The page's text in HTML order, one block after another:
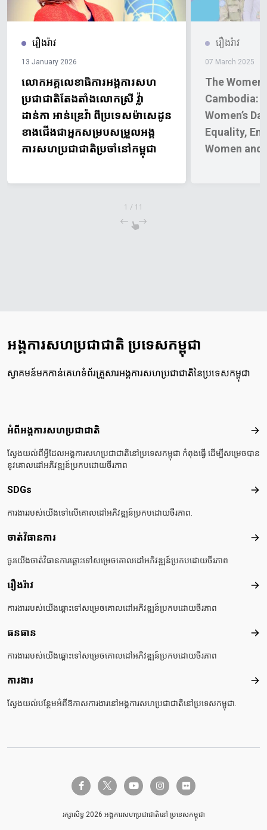
រឿងរ៉ាវ
13 January 2026
លោកអគ្គលេខាធិការអង្គការសហ
ប្រជាជាតិតែងតាំងលោកស្រី វ្ល៉ា
ដាន់កា អាន់ឌ្រេវ៉ា ពីប្រទេសម៉ាសេដូន
ខាងជើងជាអ្នកសម្របសម្រួលអង្គ
ការសហប្រជាជាតិប្រចាំនៅកម្ពុជា
រឿងរ៉ាវ
07 March 2025
The
Cambodia: International
Women’s
Equality,
Women and
1 / 11
អង្គការសហប្រជាជាតិ ប្រទេសកម្ពុជា
ស្វាគមន៍មកកាន់គេហទំព័រគ្រួសារអង្គការសហប្រជាជាតិនៃប្រទេសកម្ពុជា
Footer menu
អំពីអង្គការសហប្រជាជាតិ អំពី
ស្វែងយល់ពីអ្វីដែលអង្គការសហប្រជាជាតិនៅប្រទេសកម្ពុជា កំពុងធ្វើ ដើម្បីសម្រេចបាន
នូវគោលដៅអភិវឌ្ឍន៍ប្រកបដោយចីរភាព
SDGs
ការងាររបស់យើងទៅលើគោលដៅអភិវឌ្ឍន៍ប្រកបដោយចីរភាព.
ចាត់វិធានការ ចាត់
ចូរយើងចាត់វិធានការឆ្ពោះទៅសម្រេចគោលដៅអភិវឌ្ឍន៍ប្រកបដោយចីរភាព
រឿងរ៉ាវ រឿង
ការងាររបស់យើងឆ្ពោះទៅសម្រេចគោលដៅអភិវឌ្ឍន៍ប្រកបដោយចីរភាព
ធនធាន ធន
ការងាររបស់យើងឆ្ពោះទៅសម្រេចគោលដៅអភិវឌ្ឍន៍ប្រកបដោយចីរភាព
ការងារ ការ
ស្វែងយល់បន្ថែមអំពីឱកាសការងារនៅអង្គការសហប្រជាជាតិនៅប្រទេសកម្ពុជា.
facebook-ftwitter-x youtube instagramflickr
រក្សាសិទ្ធ 2026 អង្គការសហប្រជាជាតិនៅ ប្រទេសកម្ពុជា